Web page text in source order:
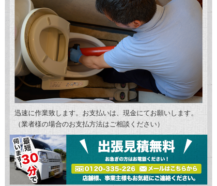
迅速に作業致します。お支払いは、現金にてお願いします。
（業者様の場合のお支払方法はご相談ください）